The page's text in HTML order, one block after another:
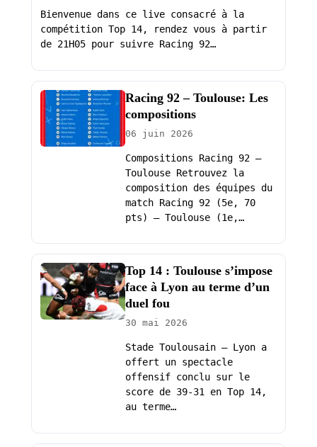
Bienvenue dans ce live consacré à la
compétition Top 14, rendez vous à partir
de 21H05 pour suivre Racing 92…
Racing 92 – Toulouse: Les
compositions
06 juin 2026
Compositions Racing 92 –
Toulouse Retrouvez la
composition des équipes du
match Racing 92 (5e, 70
pts) – Toulouse (1e,…
Top 14 : Toulouse s’impose
face à Lyon au terme d’un
duel fou
30 mai 2026
Stade Toulousain – Lyon a
offert un spectacle
offensif conclu sur le
score de 39-31 en Top 14,
au terme…